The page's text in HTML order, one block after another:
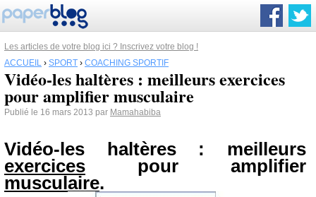
Les articles de votre blog ici ? Inscrivez votre blog !
ACCUEIL › SPORT › COACHING SPORTIF
Vidéo-les haltères : meilleurs exercices
pour amplifier musculaire
Publié le 16 mars 2013 par Mamahabiba
Vidéo-les haltères : meilleurs
exercices pour amplifier
musculaire.